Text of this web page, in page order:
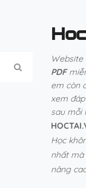
PDF
em còn
xem
sau mỗi
Học
nhất mà
nâng